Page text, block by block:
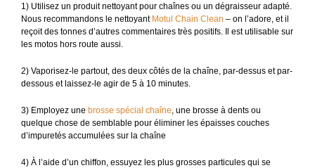
1) Utilisez un produit nettoyant pour chaînes ou un dégraisseur adapté.
Nous recommandons le nettoyant Motul Chain Clean – on l’adore, et il
reçoit des tonnes d’autres commentaires très positifs. Il est utilisable sur
les motos hors route aussi.
2) Vaporisez-le partout, des deux côtés de la chaîne, par-dessus et par-
dessous et laissez-le agir de 5 à 10 minutes.
3) Employez une brosse spécial chaîne , une brosse à dents ou
quelque chose de semblable pour éliminer les épaisses couches
d’impuretés accumulées sur la chaîne
4) À l’aide d’un chiffon, essuyez les plus grosses particules qui se